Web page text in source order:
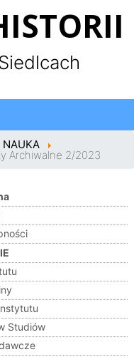
NAUKA
Archiwalne 2/2023
Studiów